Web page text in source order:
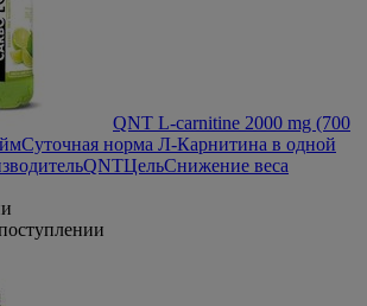
QNT L-carnitine 2000 mg (700
Суточная норма Л-Карнитина в одной
QNTЦельСнижение веса